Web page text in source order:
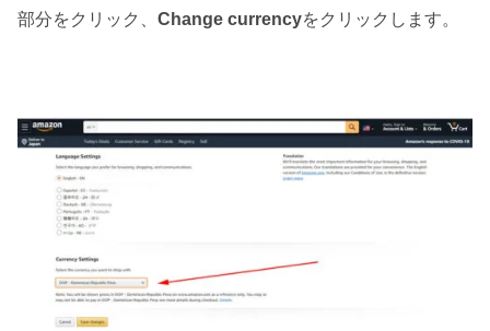
部分をクリック、 Change currencyをクリックします。